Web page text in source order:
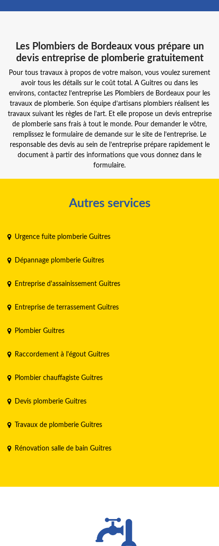
Les Plombiers de Bordeaux vous prépare un
devis entreprise de plomberie gratuitement
Pour tous travaux à propos de votre maison, vous voulez surement
avoir tous les détails sur le coût total. A Guitres ou dans les
environs, contactez l’entreprise Les Plombiers de Bordeaux pour les
travaux de plomberie. Son équipe d’artisans plombiers réalisent les
travaux suivant les règles de l’art. Et elle propose un devis entreprise
de plomberie sans frais à tout le monde. Pour demander le vôtre,
remplissez le formulaire de demande sur le site de l’entreprise. Le
responsable des devis au sein de l’entreprise prépare rapidement le
document à partir des informations que vous donnez dans le
formulaire.
Autres services
Urgence fuite plomberie Guitres
Dépannage plomberie Guitres
Entreprise d'assainissement Guitres
Entreprise de terrassement Guitres
Plombier Guitres
Raccordement à l'égout Guitres
Plombier chauffagiste Guitres
Devis plomberie Guitres
Travaux de plomberie Guitres
Rénovation salle de bain Guitres